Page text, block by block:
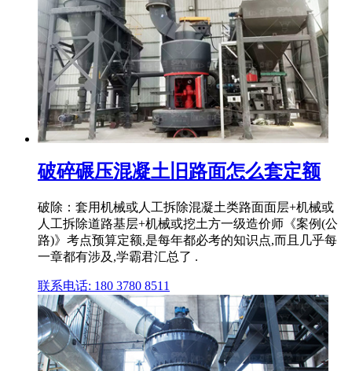
破碎碾压混凝土旧路面怎么套定额
破除：套用机械或人工拆除混凝土类路面面层+机械或
人工拆除道路基层+机械或挖土方一级造价师《案例(公
路)》考点预算定额,是每年都必考的知识点,而且几乎每
一章都有涉及,学霸君汇总了 .
联系电话: 180 3780 8511